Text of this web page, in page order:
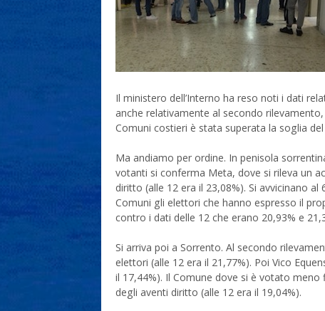
Il ministero dell’Interno ha reso noti i dati
anche relativamente al secondo
Comuni costieri è stata superata la soglia del
Ma andiamo per ordine. In penisola
votanti si conferma Meta, dove si rileva un
diritto (alle 12 era il 23,08%). Si avvicinano
Comuni gli elettori che hanno espresso il
contro i dati delle 12 che erano 20,93% e
Si arriva poi a Sorrento. Al secondo
elettori (alle 12 era il 21,77%). Poi Vico
il 17,44%). Il Comune dove si è votato meno
degli aventi diritto (alle 12 era il 19,04%).